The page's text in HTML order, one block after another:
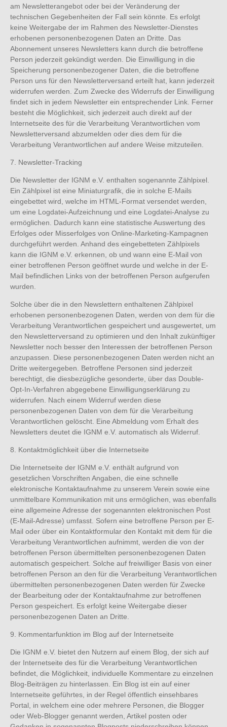
am Newsletterangebot oder bei der Veränderung der
technischen Gegebenheiten der Fall sein könnte. Es erfolgt
keine Weitergabe der im Rahmen des Newsletter-Dienstes
erhobenen personenbezogenen Daten an Dritte. Das
Abonnement unseres Newsletters kann durch die betroffene
Person jederzeit gekündigt werden. Die Einwilligung in die
Speicherung personenbezogener Daten, die die betroffene
Person uns für den Newsletterversand erteilt hat, kann jederzeit
widerrufen werden. Zum Zwecke des Widerrufs der Einwilligung
findet sich in jedem Newsletter ein entsprechender Link. Ferner
besteht die Möglichkeit, sich jederzeit auch direkt auf der
Internetseite des für die Verarbeitung Verantwortlichen vom
Newsletterversand abzumelden oder dies dem für die
Verarbeitung Verantwortlichen auf andere Weise mitzuteilen.
7. Newsletter-Tracking
Die Newsletter der IGNM e.V. enthalten sogenannte Zählpixel.
Ein Zählpixel ist eine Miniaturgrafik, die in solche E-Mails
eingebettet wird, welche im HTML-Format versendet werden,
um eine Logdatei-Aufzeichnung und eine Logdatei-Analyse zu
ermöglichen. Dadurch kann eine statistische Auswertung des
Erfolges oder Misserfolges von Online-Marketing-Kampagnen
durchgeführt werden. Anhand des eingebetteten Zählpixels
kann die IGNM e.V. erkennen, ob und wann eine E-Mail von
einer betroffenen Person geöffnet wurde und welche in der E-
Mail befindlichen Links von der betroffenen Person aufgerufen
wurden.
Solche über die in den Newslettern enthaltenen Zählpixel
erhobenen personenbezogenen Daten, werden von dem für die
Verarbeitung Verantwortlichen gespeichert und ausgewertet, um
den Newsletterversand zu optimieren und den Inhalt zukünftiger
Newsletter noch besser den Interessen der betroffenen Person
anzupassen. Diese personenbezogenen Daten werden nicht an
Dritte weitergegeben. Betroffene Personen sind jederzeit
berechtigt, die diesbezügliche gesonderte, über das Double-
Opt-In-Verfahren abgegebene Einwilligungserklärung zu
widerrufen. Nach einem Widerruf werden diese
personenbezogenen Daten von dem für die Verarbeitung
Verantwortlichen gelöscht. Eine Abmeldung vom Erhalt des
Newsletters deutet die IGNM e.V. automatisch als Widerruf.
8. Kontaktmöglichkeit über die Internetseite
Die Internetseite der IGNM e.V. enthält aufgrund von
gesetzlichen Vorschriften Angaben, die eine schnelle
elektronische Kontaktaufnahme zu unserem Verein sowie eine
unmittelbare Kommunikation mit uns ermöglichen, was ebenfalls
eine allgemeine Adresse der sogenannten elektronischen Post
(E-Mail-Adresse) umfasst. Sofern eine betroffene Person per E-
Mail oder über ein Kontaktformular den Kontakt mit dem für die
Verarbeitung Verantwortlichen aufnimmt, werden die von der
betroffenen Person übermittelten personenbezogenen Daten
automatisch gespeichert. Solche auf freiwilliger Basis von einer
betroffenen Person an den für die Verarbeitung Verantwortlichen
übermittelten personenbezogenen Daten werden für Zwecke
der Bearbeitung oder der Kontaktaufnahme zur betroffenen
Person gespeichert. Es erfolgt keine Weitergabe dieser
personenbezogenen Daten an Dritte.
9. Kommentarfunktion im Blog auf der Internetseite
Die IGNM e.V. bietet den Nutzern auf einem Blog, der sich auf
der Internetseite des für die Verarbeitung Verantwortlichen
befindet, die Möglichkeit, individuelle Kommentare zu einzelnen
Blog-Beiträgen zu hinterlassen. Ein Blog ist ein auf einer
Internetseite geführtes, in der Regel öffentlich einsehbares
Portal, in welchem eine oder mehrere Personen, die Blogger
oder Web-Blogger genannt werden, Artikel posten oder